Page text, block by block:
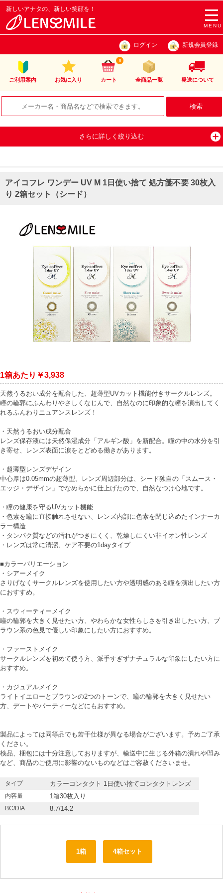
MENU
新しいアナタの、新しい笑顔を！
ログイン 新規会員登録
ご利用案内 お気に入り カート
0
全商品一覧 発送について
さらに詳しく絞り込む
アイコフレ ワンデー UV M 1日使い捨て 処方箋不要 30枚入
り 2箱セット（シード）
1箱あたり￥3,938
天然うるおい成分を配合した、超薄型UVカット機能付きサークルレンズ。
瞳の輪郭にふんわりやさしくなじんで、自然なのに印象的な瞳を演出してく
れるふんわりニュアンスレンズ！
・天然うるおい成分配合
レンズ保存液には天然保湿成分「アルギン酸」を新配合。瞳の中の水分を引
き寄せ、レンズ表面に涙をとどめる働きがあります。
・超薄型レンズデザイン
中心厚は0.05mmの超薄型。レンズ周辺部分は、シード独自の「スムース・
エッジ・デザイン」でなめらかに仕上げたので、自然なつけ心地です。
・瞳の健康を守るUVカット機能
・色素を瞳に直接触れさせない、レンズ内部に色素を閉じ込めたインナーカ
ラー構造
・タンパク質などの汚れがつきにくく、乾燥しにくい非イオン性レンズ
・レンズは常に清潔、ケア不要の1dayタイプ
■カラーバリエーション
・シアーメイク
さりげなくサークルレンズを使用したい方や透明感のある瞳を演出したい方
におすすめ。
・スウィーティーメイク
瞳の輪郭を大きく見せたい方、やわらかな女性らしさを引き出したい方、ブ
ラウン系の色見で優しい印象にしたい方におすすめ。
・ファーストメイク
サークルレンズを初めて使う方、派手すぎずナチュラルな印象にしたい方に
おすすめ。
・カジュアルメイク
ライトイエローとブラウンの2つのトーンで、瞳の輪郭を大きく見せたい
方、デートやパーティーなどにもおすすめ。
製品によっては同等品でも若干仕様が異なる場合がございます。予めご了承
ください。
検品、梱包には十分注意しておりますが、輸送中に生じる外箱の潰れや凹み
など、商品のご使用に影響のないものなどはご容赦くださいませ。
タイプ カラーコンタクト 1日使い捨てコンタクトレンズ
内容量 1箱30枚入り
BC/DIA 8.7/14.2
1箱 4箱セット